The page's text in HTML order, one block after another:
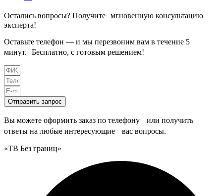
Остались вопросы? Получите мгновенную консультацию
эксперта!
Оставьте телефон — и мы перезвоним вам в течение 5
минут. Бесплатно, с готовым решением!
Отправить запрос
Вы можете оформить заказ по телефону или получить
ответы на любые интересующие вас вопросы.
«ТВ Без границ»